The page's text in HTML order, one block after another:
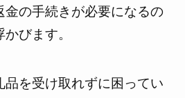
金の手続きが必要になるの
びます。
品を受け取れずに困ってい